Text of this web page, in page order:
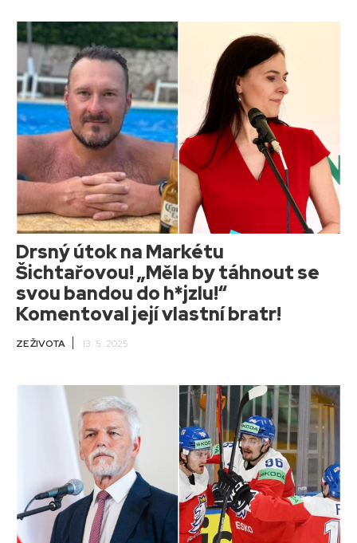
Drsný útok na Markétu
Šichtařovou! „Měla by táhnout se
svou bandou do h*jzlu!“
Komentoval její vlastní bratr!
ZE ŽIVOTA 13. 5. 2025